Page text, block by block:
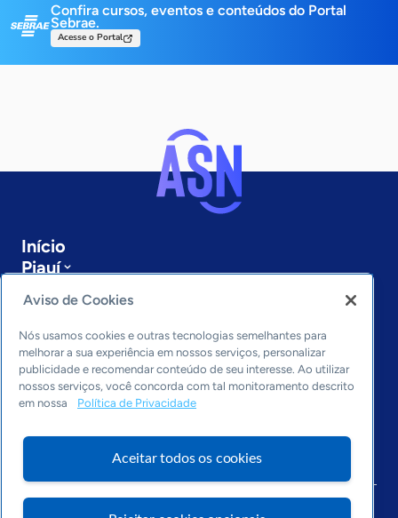
Confira cursos, eventos e conteúdos do Portal
Sebrae.
Acesse o Portal
Início
Piauí
Sobre a ASN
Últimas notícias
Entre em contato
Editorias
Economia & Política
Inovação & Tecnologia
Cultura empreendedora
Arquivo
Aviso de Cookies
Nós usamos cookies e outras tecnologias semelhantes para
melhorar a sua experiência em nossos serviços, personalizar
publicidade e recomendar conteúdo de seu interesse. Ao utilizar
nossos serviços, você concorda com tal monitoramento descrito
em nossa
Política de Privacidade
Aceitar todos os cookies